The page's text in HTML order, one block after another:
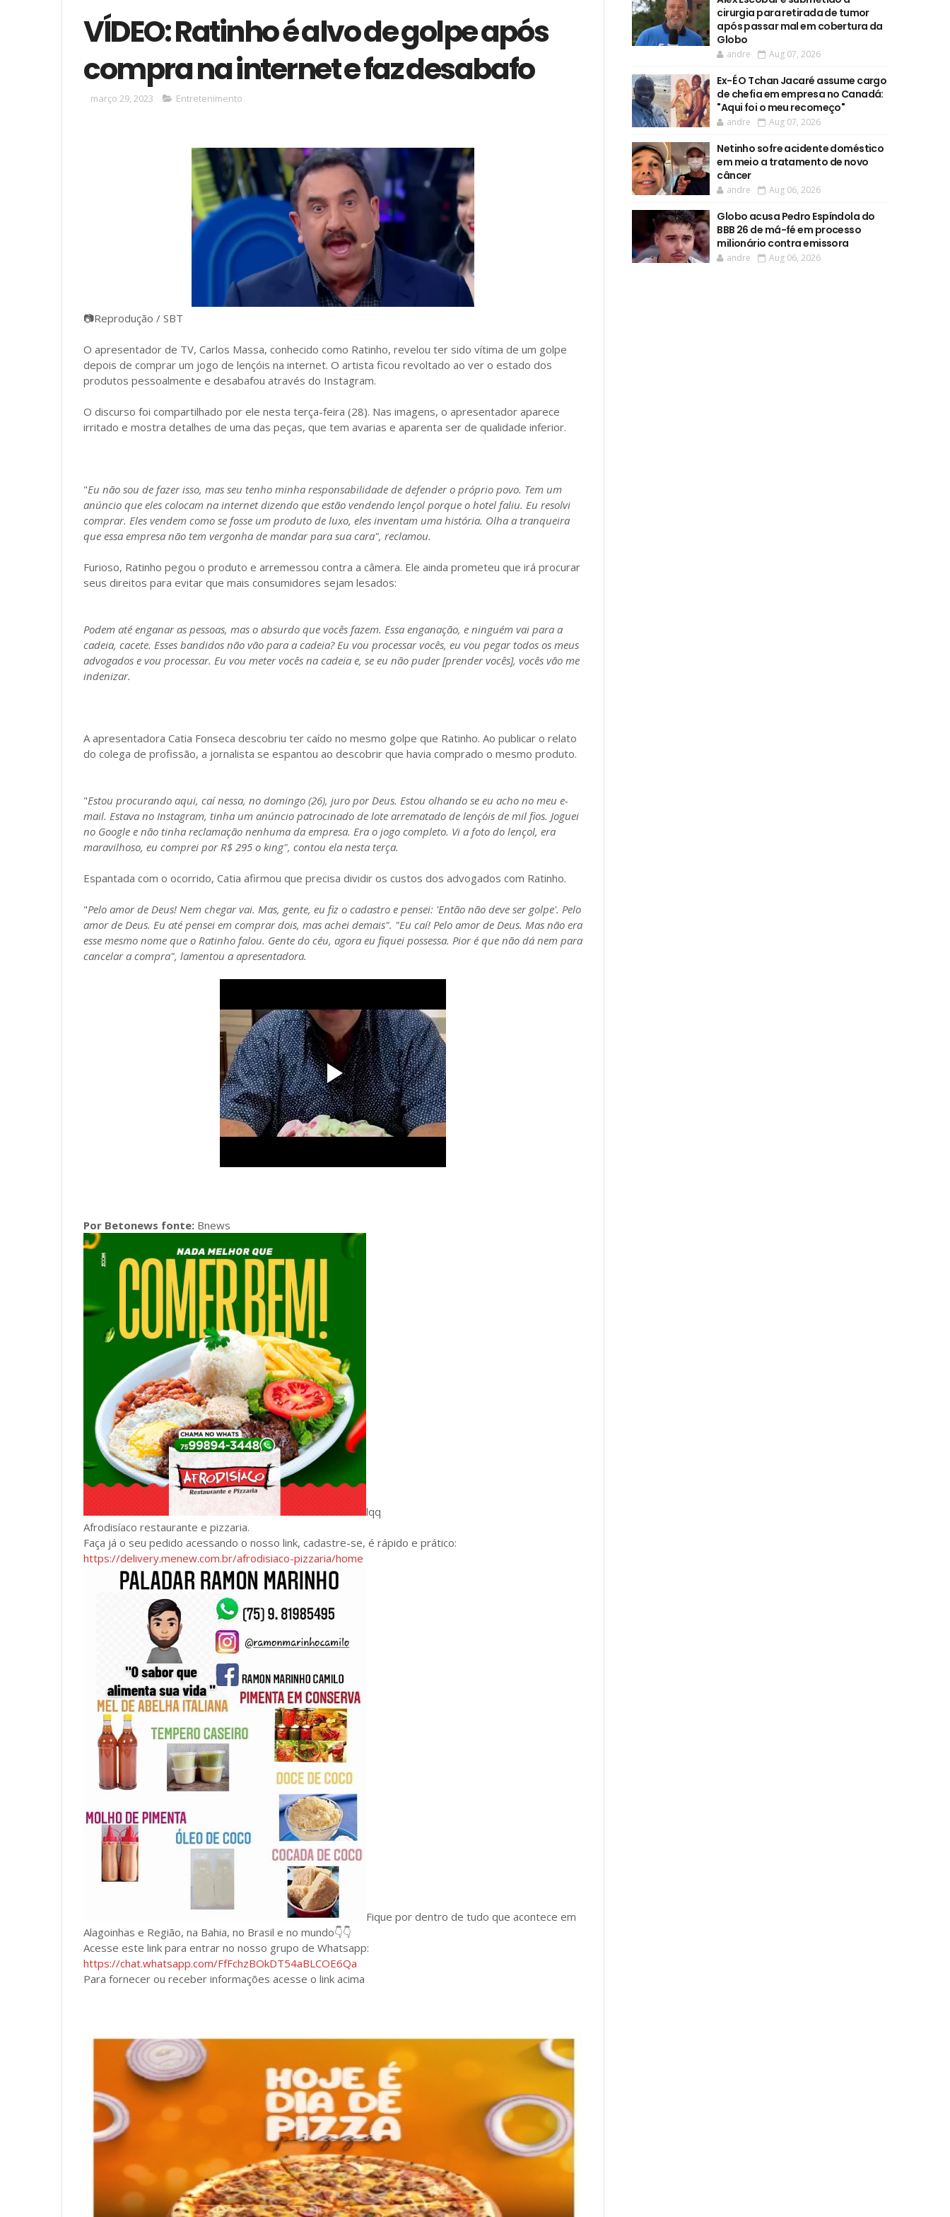
VÍDEO: Ratinho é alvo de golpe após
compra na internet e faz desabafo
março 29, 2023 Entretenimento
📷Reprodução / SBT
O apresentador de TV, Carlos Massa, conhecido como Ratinho, revelou ter sido vítima de um golpe
depois de comprar um jogo de lençóis na internet. O artista ficou revoltado ao ver o estado dos
produtos pessoalmente e desabafou através do Instagram.
O discurso foi compartilhado por ele nesta terça-feira (28). Nas imagens, o apresentador aparece
irritado e mostra detalhes de uma das peças, que tem avarias e aparenta ser de qualidade inferior.
"Eu não sou de fazer isso, mas seu tenho minha responsabilidade de defender o próprio povo. Tem um
anúncio que eles colocam na internet dizendo que estão vendendo lençol porque o hotel faliu. Eu resolvi
comprar. Eles vendem como se fosse um produto de luxo, eles inventam uma história. Olha a tranqueira
que essa empresa não tem vergonha de mandar para sua cara", reclamou.
Furioso, Ratinho pegou o produto e arremessou contra a câmera. Ele ainda prometeu que irá procurar
seus direitos para evitar que mais consumidores sejam lesados:
Podem até enganar as pessoas, mas o absurdo que vocês fazem. Essa enganação, e ninguém vai para a
cadeia, cacete. Esses bandidos não vão para a cadeia? Eu vou processar vocês, eu vou pegar todos os meus
advogados e vou processar. Eu vou meter vocês na cadeia e, se eu não puder [prender vocês], vocês vão me
indenizar.
A apresentadora Catia Fonseca descobriu ter caído no mesmo golpe que Ratinho. Ao publicar o relato
do colega de profissão, a jornalista se espantou ao descobrir que havia comprado o mesmo produto.
"Estou procurando aqui, caí nessa, no domingo (26), juro por Deus. Estou olhando se eu acho no meu e-
mail. Estava no Instagram, tinha um anúncio patrocinado de lote arrematado de lençóis de mil fios. Joguei
no Google e não tinha reclamação nenhuma da empresa. Era o jogo completo. Vi a foto do lençol, era
maravilhoso, eu comprei por R$ 295 o king", contou ela nesta terça.
Espantada com o ocorrido, Catia afirmou que precisa dividir os custos dos advogados com Ratinho.
"Pelo amor de Deus! Nem chegar vai. Mas, gente, eu fiz o cadastro e pensei: 'Então não deve ser golpe'. Pelo
amor de Deus. Eu até pensei em comprar dois, mas achei demais". "Eu caí! Pelo amor de Deus. Mas não era
esse mesmo nome que o Ratinho falou. Gente do céu, agora eu fiquei possessa. Pior é que não dá nem para
cancelar a compra", lamentou a apresentadora.
Por Betonews fonte: Bnews
lqq
Afrodisíaco restaurante e pizzaria.
Faça já o seu pedido acessando o nosso link, cadastre-se, é rápido e prático:
https://delivery.menew.com.br/afrodisiaco-pizzaria/home
Fique por dentro de tudo que acontece em
Alagoinhas e Região, na Bahia, no Brasil e no mundo👇👇
Acesse este link para entrar no nosso grupo de Whatsapp:
https://chat.whatsapp.com/FfFchzBOkDT54aBLCOE6Qa
Para fornecer ou receber informações acesse o link acima
cirurgia para retirada de tumor
após passar mal em cobertura da
Globo
andre Aug 07, 2026
Ex-É O Tchan Jacaré assume cargo
de chefia em empresa no Canadá:
"Aqui foi o meu recomeço"
andre Aug 07, 2026
Netinho sofre acidente doméstico
em meio a tratamento de novo
câncer
andre Aug 06, 2026
Globo acusa Pedro Espíndola do
BBB 26 de má-fé em processo
milionário contra emissora
andre Aug 06, 2026